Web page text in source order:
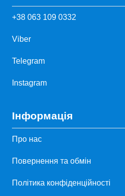
+38 063 109 0332
Viber
Telegram
Instagram
Інформація
Про нас
Повернення та обмін
Політика конфіденційності